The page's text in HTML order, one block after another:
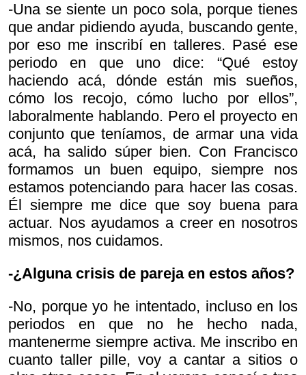
-Una se siente un poco sola, porque tienes
que andar pidiendo ayuda, buscando gente,
por eso me inscribí en talleres. Pasé ese
periodo en que uno dice: “Qué estoy
haciendo acá, dónde están mis sueños,
cómo los recojo, cómo lucho por ellos”,
laboralmente hablando. Pero el proyecto en
conjunto que teníamos, de armar una vida
acá, ha salido súper bien. Con Francisco
formamos un buen equipo, siempre nos
estamos potenciando para hacer las cosas.
Él siempre me dice que soy buena para
actuar. Nos ayudamos a creer en nosotros
mismos, nos cuidamos.
-¿Alguna crisis de pareja en estos años?
-No, porque yo he intentado, incluso en los
periodos en que no he hecho nada,
mantenerme siempre activa. Me inscribo en
cuanto taller pille, voy a cantar a sitios o